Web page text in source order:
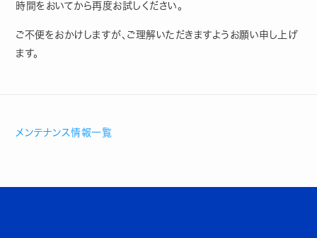
時間をおいてから再度お試しください。
ご不便をおかけしますが、ご理解いただきますようお願い申し上げ
ます。
メンテナンス情報一覧